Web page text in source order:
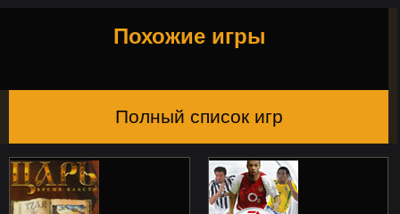
Похожие игры
Полный список игр